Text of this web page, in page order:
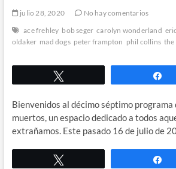
julio 28, 2020
No hay comentarios
ace frehley bob seger carolyn wonderland
oldaker mad dogs peter frampton phil collins the
Bienvenidos al décimo séptimo programa
muertos, un espacio dedicado a todos
extrañamos. Este pasado 16 de julio de